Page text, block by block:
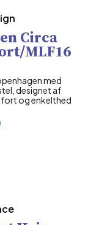
Circa
MLF16
med
designet af
og enkelthed